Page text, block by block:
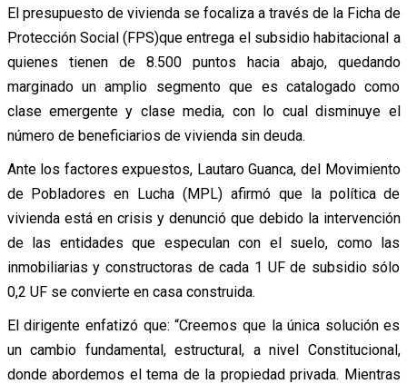
El presupuesto de vivienda se focaliza a través de la Ficha de
Protección Social (FPS)que entrega el subsidio habitacional a
quienes tienen de 8.500 puntos hacia abajo, quedando
marginado un amplio segmento que es catalogado como
clase emergente y clase media, con lo cual disminuye el
número de beneficiarios de vivienda sin deuda.
Ante los factores expuestos, Lautaro Guanca, del Movimiento
de Pobladores en Lucha (MPL) afirmó que la política de
vivienda está en crisis y denunció que debido la intervención
de las entidades que especulan con el suelo, como las
inmobiliarias y constructoras de cada 1 UF de subsidio sólo
0,2 UF se convierte en casa construida.
El dirigente enfatizó que: “Creemos que la única solución es
un cambio fundamental, estructural, a nivel Constitucional,
donde abordemos el tema de la propiedad privada. Mientras